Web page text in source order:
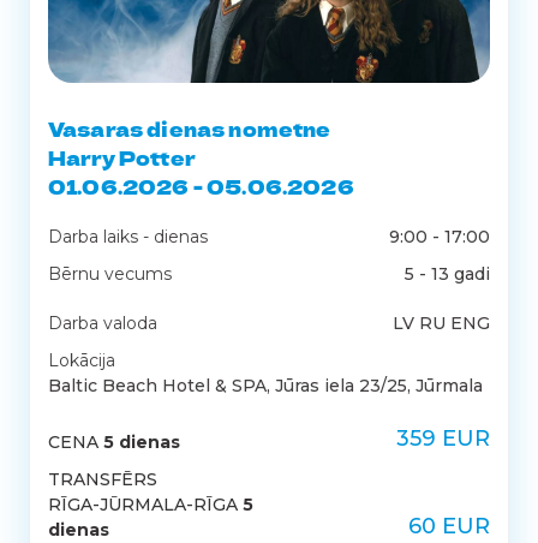
Vasaras dienas nometne
Harry Potter
01.06.2026 - 05.06.2026
Darba laiks - dienas
9:00 - 17:00
Bērnu vecums
5 - 13 gadi
Darba valoda
LV RU ENG
Lokācija
Baltic Beach Hotel & SPA, Jūras iela 23/25, Jūrmala
CENA 5 dienas 359 EUR
TRANSFĒRS
RĪGA-JŪRMALA-RĪGA 5
dienas
60 EUR